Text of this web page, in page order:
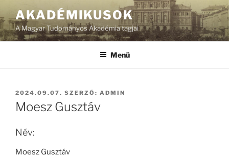
AKADÉMIKUSOK
A Magyar Tudományos Akadémia tagjai
Menü
BEKÜLDVE:
2024.09.07. SZERZŐ: ADMIN
Moesz Gusztáv
Név:
Moesz Gusztáv